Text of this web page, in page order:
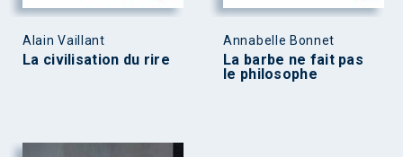
Alain Vaillant
La civilisation du rire
Annabelle Bonnet
La barbe ne fait pas
le philosophe